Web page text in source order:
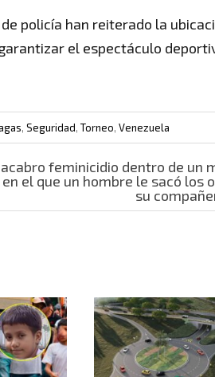
policía han reiterado la
el espectáculo
, Seguridad, Torneo, Venezuela
feminicidio dentro de un
el que un hombre le sacó los
su